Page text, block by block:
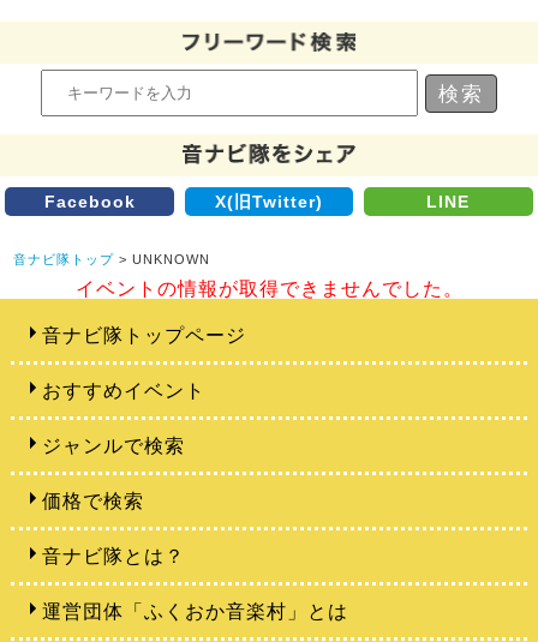
Facebook X(旧Twitter) LINE
音ナビ隊トップ > UNKNOWN
イベントの情報が取得できませんでした。
音ナビ隊トップページ
おすすめイベント
ジャンルで検索
価格で検索
音ナビ隊とは？
運営団体「ふくおか音楽村」とは